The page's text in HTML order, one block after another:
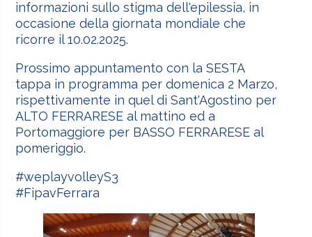
informazioni sullo stigma dell'epilessia, in
occasione della giornata mondiale che
ricorre il 10.02.2025.
Prossimo appuntamento con la SESTA
tappa in programma per domenica 2 Marzo,
rispettivamente in quel di Sant'Agostino per
ALTO FERRARESE al mattino ed a
Portomaggiore per BASSO FERRARESE al
pomeriggio.
#weplayvolleyS3
#FipavFerrara